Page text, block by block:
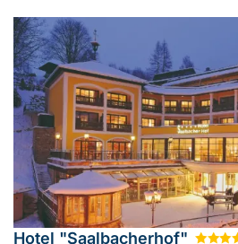
Hotel "Saalbacherhof" ★★